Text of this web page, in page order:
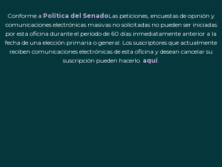
Conforme a Política del SenadoLas peticiones, encuestas de opinión y
comunicaciones electrónicas masivas no solicitadas no pueden ser iniciadas
por esta oficina durante el período de 60 días inmediatamente anterior a la
fecha de una elección primaria o general. Los suscriptores que actualmente
reciben comunicaciones electrónicas de esta oficina y desean cancelar su
suscripción pueden hacerlo. aquí